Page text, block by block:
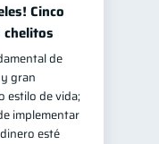
Cinco
de
gran
estilo de vida;
implementar
esté